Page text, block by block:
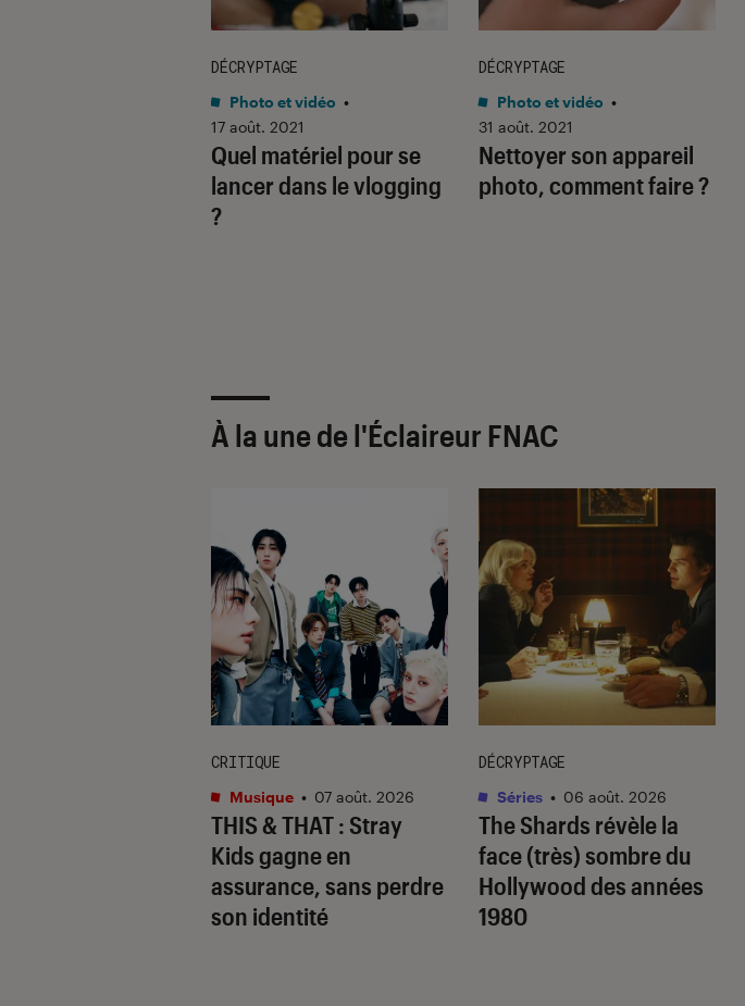
Quel matériel pour se
lancer dans le vlogging
?
DÉCRYPTAGE
Photo et vidéo •
17 août. 2021
Nettoyer son appareil
photo, comment faire ?
DÉCRYPTAGE
Photo et vidéo •
31 août. 2021
À la une de l'Éclaireur FNAC
THIS & THAT: Stray
Kids gagne en
assurance, sans perdre
son identité
CRITIQUE
Musique • 07 août. 2026
The Shards révèle la
face (très) sombre du
Hollywood des années
1980
DÉCRYPTAGE
Séries • 06 août. 2026